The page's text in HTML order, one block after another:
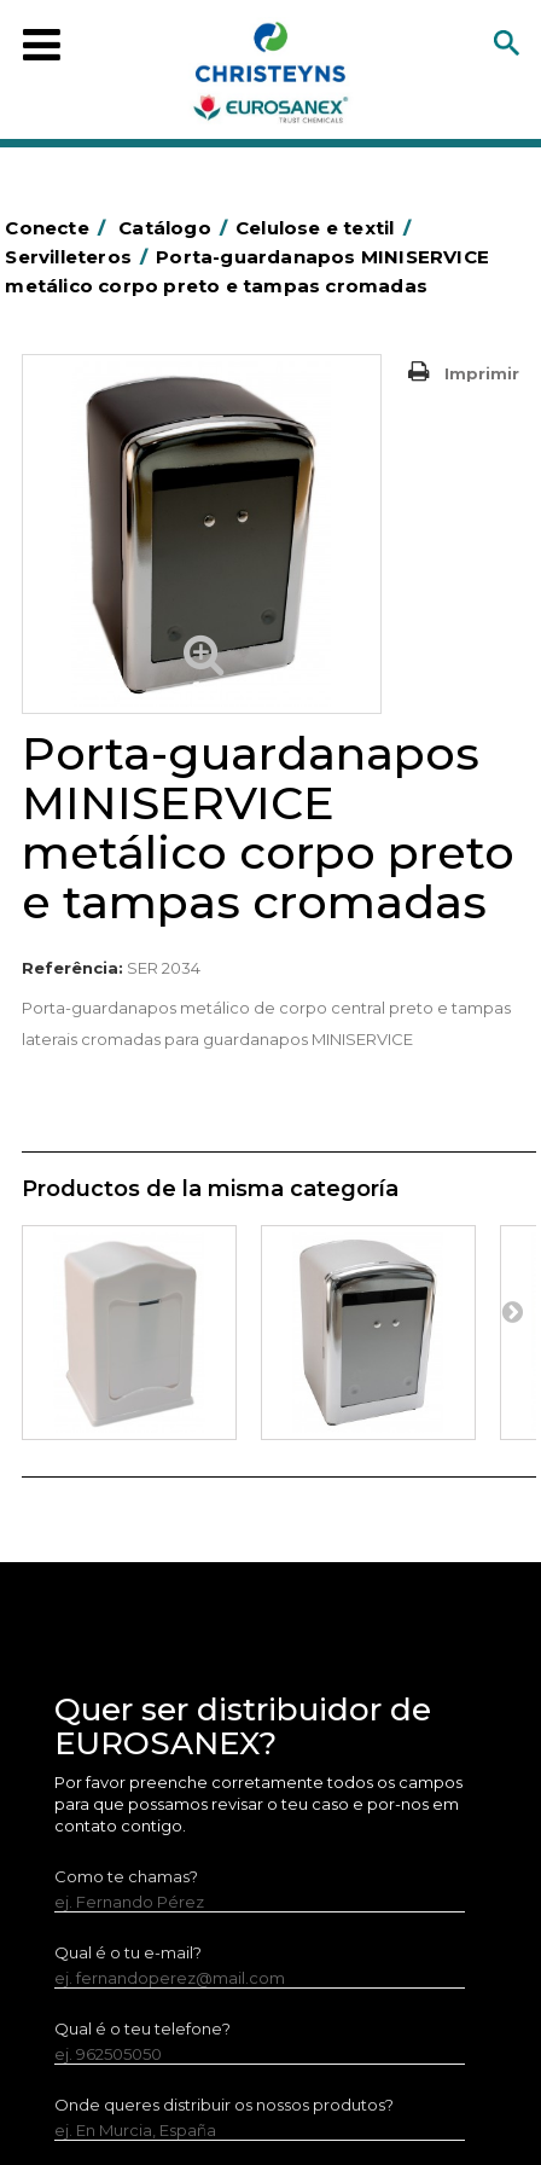
Conecte / Catálogo / Celulose e textil /
Servilleteros / Porta-guardanapos MINISERVICE
metálico corpo preto e tampas cromadas
Imprimir
Porta-guardanapos
MINISERVICE
metálico corpo preto
e tampas cromadas
Referência: SER 2034
Porta-guardanapos metálico de corpo central preto e tampas
laterais cromadas para guardanapos MINISERVICE
Productos de la misma categoría
Quer ser distribuidor de
EUROSANEX?
Por favor preenche corretamente todos os campos
para que possamos revisar o teu caso e por-nos em
contato contigo.
Como te chamas?
ej. Fernando Pérez
Qual é o tu e-mail?
ej. fernandoperez@mail.com
Qual é o teu telefone?
ej. 962505050
Onde queres distribuir os nossos produtos?
ej. En Murcia, España